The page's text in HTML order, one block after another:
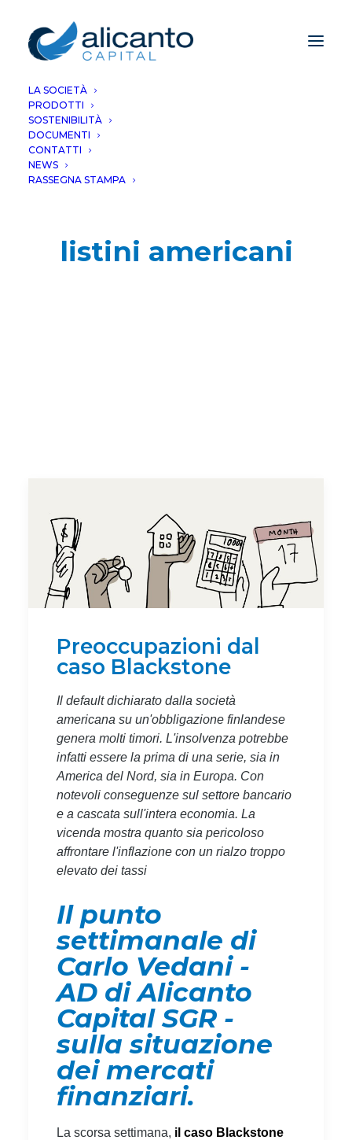
LA SOCIETÀ
PRODOTTI
SOSTENIBILITÀ
DOCUMENTI
CONTATTI
NEWS
RASSEGNA STAMPA
listini americani
Preoccupazioni dal
caso Blackstone
Il default dichiarato dalla società
americana su un'obbligazione finlandese
genera molti timori. L'insolvenza potrebbe
infatti essere la prima di una serie, sia in
America del Nord, sia in Europa. Con
notevoli conseguenze sul settore bancario
e a cascata sull'intera economia. La
vicenda mostra quanto sia pericoloso
affrontare l'inflazione con un rialzo troppo
elevato dei tassi
Il punto
settimanale di
Carlo Vedani -
AD di Alicanto
Capital SGR -
sulla situazione
dei mercati
finanziari.
La scorsa settimana, il caso Blackstone